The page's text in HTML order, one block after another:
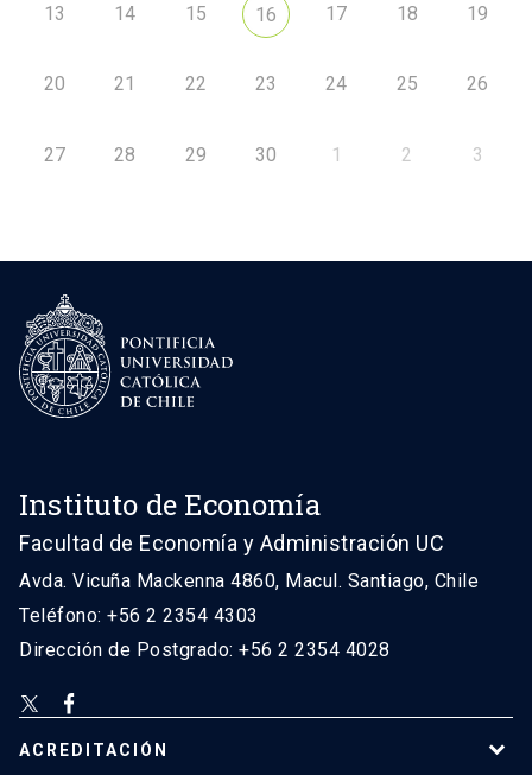
13 14 15 16 17 18 19
20 21 22 23 24 25 26
27 28 29 30 1 2 3
Instituto de Economía
Facultad de Economía y Administración UC
Avda. Vicuña Mackenna 4860, Macul. Santiago, Chile
Teléfono: +56 2 2354 4303
Dirección de Postgrado: +56 2 2354 4028
ACREDITACIÓN